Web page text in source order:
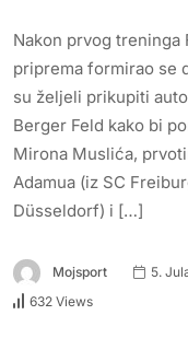
Nakon prvog treninga
priprema formirao se
su željeli prikupiti
Berger Feld kako bi
Mirona Muslića,
Adamua (iz SC
Düsseldorf) i […]
Mojsport 5.
632 Views